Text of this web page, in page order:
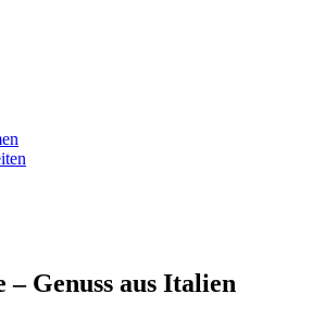
– Genuss aus Italien